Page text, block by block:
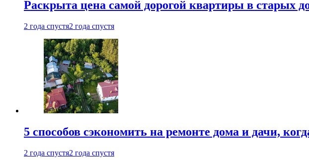
Раскрыта цена самой дорогой квартиры в старых
2 года спустя2 года спустя
5 способов сэкономить на ремонте дома и дачи,
2 года спустя2 года спустя